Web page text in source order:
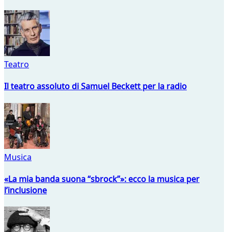
Teatro
Il teatro assoluto di Samuel Beckett per la radio
Musica
«La mia banda suona “sbrock”»: ecco la musica per
l’inclusione